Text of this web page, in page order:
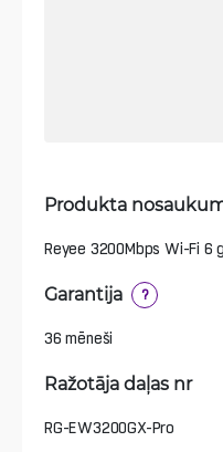
Produkta
Reyee 3200Mbps Wi-Fi 6
Garantija ?
36 mēneši
Ražotāja daļas nr
RG-EW3200GX-Pro